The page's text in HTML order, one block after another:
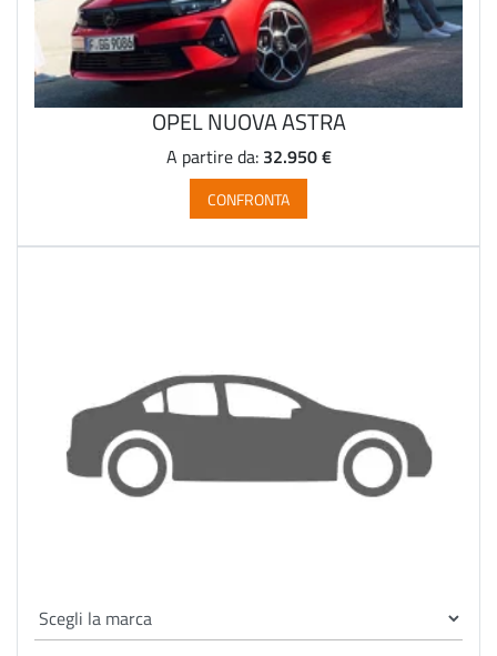
OPEL NUOVA ASTRA
A partire da: 32.950 €
CONFRONTA